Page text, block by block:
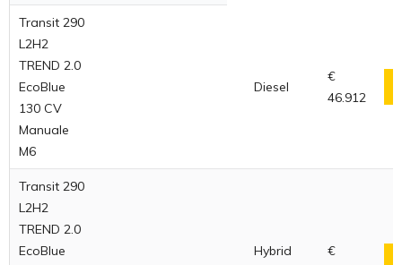
Transit 290
L2H2
TREND 2.0
EcoBlue
130 CV
Manuale
M6
Diesel
€
46.912
Transit 290
L2H2
TREND 2.0
EcoBlue
Hybrid
€